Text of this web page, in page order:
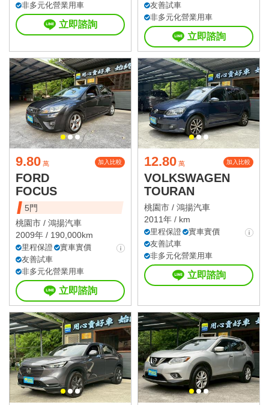
非多元化營業用車
立即諮詢
友善試車
非多元化營業用車
立即諮詢
9.80 萬 加入比較
FORD
FOCUS
5門
桃園市 / 鴻揚汽車
2009年 / 190,000km
里程保證
實車實價
友善試車
非多元化營業用車
立即諮詢
12.80 萬 加入比較
VOLKSWAGEN
TOURAN
桃園市 / 鴻揚汽車
2011年 / km
里程保證
實車實價
友善試車
非多元化營業用車
立即諮詢